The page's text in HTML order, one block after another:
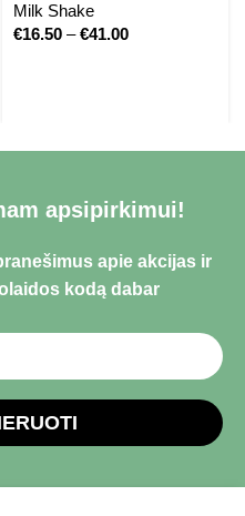
Milk Shake
€16.50 – €41.00
apsipirkimui!
apie akcijas ir
kodą dabar